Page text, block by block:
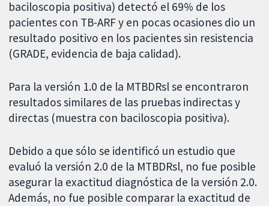
baciloscopia positiva) detectó el 69% de los
pacientes con TB-ARF y en pocas ocasiones dio un
resultado positivo en los pacientes sin resistencia
(GRADE, evidencia de baja calidad).
Para la versión 1.0 de la MTBDRsl se encontraron
resultados similares de las pruebas indirectas y
directas (muestra con baciloscopia positiva).
Debido a que sólo se identificó un estudio que
evaluó la versión 2.0 de la MTBDRsl, no fue posible
asegurar la exactitud diagnóstica de la versión 2.0.
Además, no fue posible comparar la exactitud de